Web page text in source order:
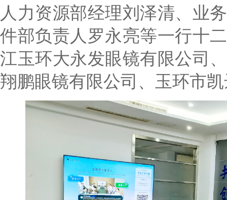
人力资源部经理刘泽清、业
件部负责人罗永亮等一行十
江玉环大永发眼镜有限公司
翔鹏眼镜有限公司、玉环市